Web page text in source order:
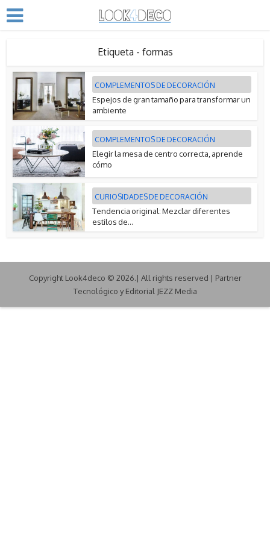
Etiqueta - formas
COMPLEMENTOS DE DECORACIÓN
Espejos de gran tamaño para transformar un
ambiente
COMPLEMENTOS DE DECORACIÓN
Elegir la mesa de centro correcta, aprende
cómo
CURIOSIDADES DE DECORACIÓN
Tendencia original: Mezclar diferentes
estilos de...
Copyright Look4deco © 2026.| All rights reserved | Partner
Tecnológico y Editorial JEZZ Media